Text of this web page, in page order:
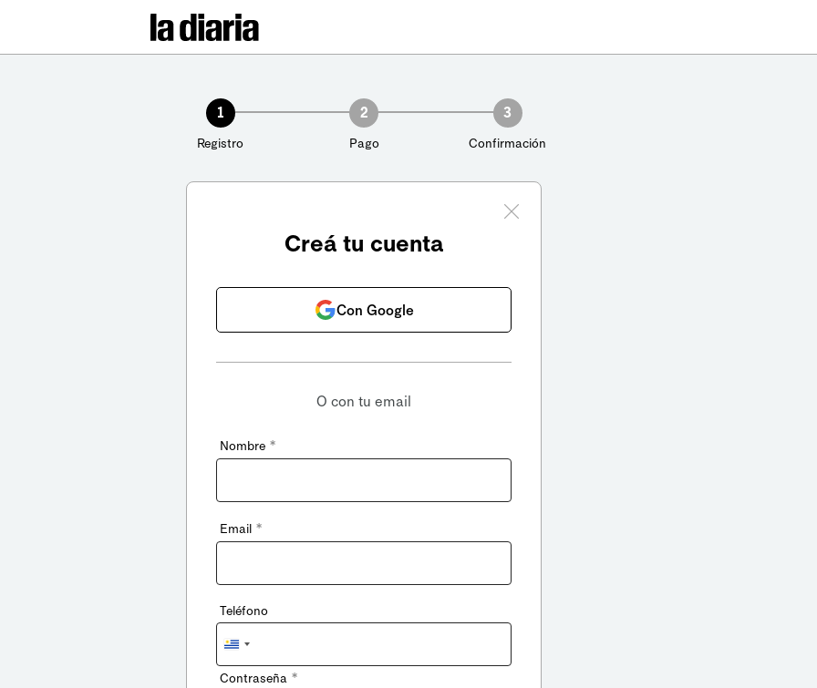
1
Registro
2
Pago
3
Confirmación
Creá tu cuenta
Con Google
O con tu email
Nombre *
Email *
Teléfono
Uruguay
+598
Contraseña *